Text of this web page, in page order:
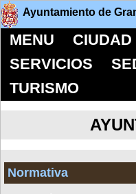
Ayuntamiento de
MENU CIUDAD
SERVICIOS
TURISMO
Normativa